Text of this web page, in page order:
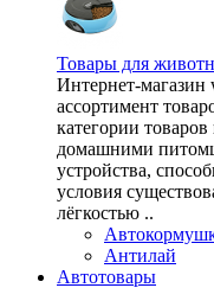
Товары для
Интернет-магазин
ассортимент
категории
домашними
устройства,
условия
лёгкостью ..
Антилай
Автотовары